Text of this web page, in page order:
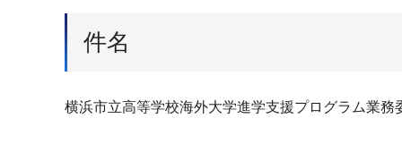
件名
横浜市立高等学校海外大学進学支援プログラム業務